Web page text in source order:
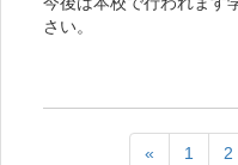
さい。
« 1 2